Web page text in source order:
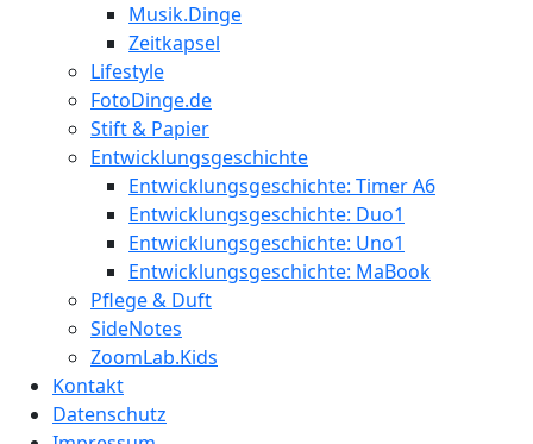
Musik.Dinge
Zeitkapsel
Lifestyle
FotoDinge.de
Stift & Papier
Entwicklungsgeschichte
Entwicklungsgeschichte: Timer A6
Entwicklungsgeschichte: Duo1
Entwicklungsgeschichte: Uno1
Entwicklungsgeschichte: MaBook
Pflege & Duft
SideNotes
ZoomLab.Kids
Kontakt
Datenschutz